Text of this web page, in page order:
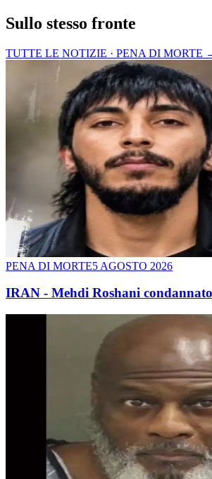
Sullo stesso fronte
TUTTE LE NOTIZIE · PENA DI MORTE
PENA DI MORTE5 AGOSTO 2026
IRAN - Mehdi Roshani